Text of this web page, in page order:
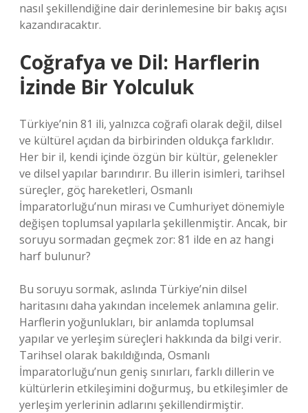
nasıl şekillendiğine dair derinlemesine bir bakış açısı
kazandıracaktır.
Coğrafya ve Dil: Harflerin
İzinde Bir Yolculuk
Türkiye’nin 81 ili, yalnızca coğrafi olarak değil, dilsel
ve kültürel açıdan da birbirinden oldukça farklıdır.
Her bir il, kendi içinde özgün bir kültür, gelenekler
ve dilsel yapılar barındırır. Bu illerin isimleri, tarihsel
süreçler, göç hareketleri, Osmanlı
İmparatorluğu’nun mirası ve Cumhuriyet dönemiyle
değişen toplumsal yapılarla şekillenmiştir. Ancak, bir
soruyu sormadan geçmek zor: 81 ilde en az hangi
harf bulunur?
Bu soruyu sormak, aslında Türkiye’nin dilsel
haritasını daha yakından incelemek anlamına gelir.
Harflerin yoğunlukları, bir anlamda toplumsal
yapılar ve yerleşim süreçleri hakkında da bilgi verir.
Tarihsel olarak bakıldığında, Osmanlı
İmparatorluğu’nun geniş sınırları, farklı dillerin ve
kültürlerin etkileşimini doğurmuş, bu etkileşimler de
yerleşim yerlerinin adlarını şekillendirmiştir.